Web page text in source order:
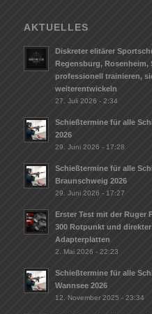
AKTUELLES
Diskreter elitärer
Regensburg,
professionell trainieren,
weiterentwickeln
27. Juli 2026 - 2:34
Schießtermine für alle
2026
29. Juni 2026 - 17:28
Schießtermine für alle
Braunschweig 2026
29. Juni 2026 - 17:27
Erster Test mit der Ruger
300 Rotpunkt und
Adapterplatten
2. Mai 2026 - 22:23
Schießtermine für alle
Wannsee 2026
12. November 2025 - 23:34